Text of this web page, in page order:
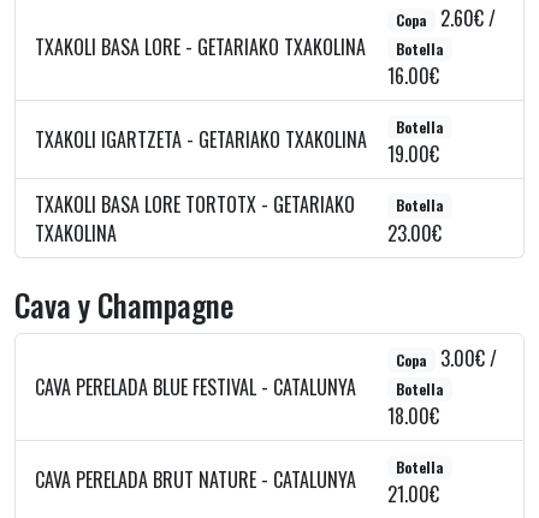
TXAKOLI BASA LORE - GETARIAKO TXAKOLINA
Copa 2.60€ /
Botella
16.00€
TXAKOLI IGARTZETA - GETARIAKO TXAKOLINA Botella
19.00€
TXAKOLI BASA LORE TORTOTX - GETARIAKO
TXAKOLINA
Botella
23.00€
Cava y Champagne
CAVA PERELADA BLUE FESTIVAL - CATALUNYA
Copa 3.00€ /
Botella
18.00€
CAVA PERELADA BRUT NATURE - CATALUNYA Botella
21.00€